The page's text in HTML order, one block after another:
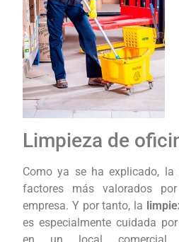
Limpieza de
Como ya se ha explicado,
factores más valorados
empresa. Y por tanto, la
es especialmente cuidada